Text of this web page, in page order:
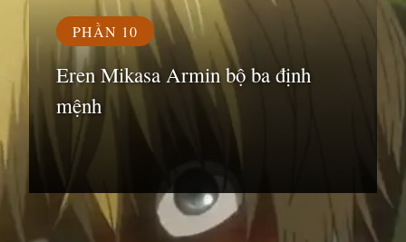
PHẦN 10
Eren Mikasa Armin bộ ba định
mệnh